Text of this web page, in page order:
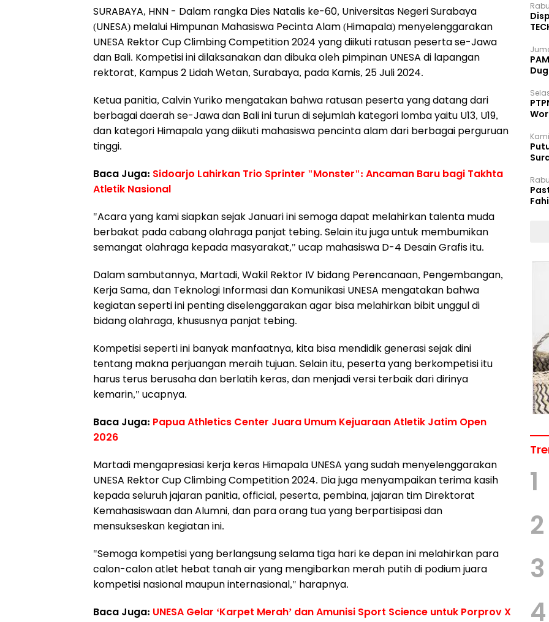
SURABAYA, HNN - Dalam rangka Dies Natalis ke-60, Universitas Negeri Surabaya
(UNESA) melalui Himpunan Mahasiswa Pecinta Alam (Himapala) menyelenggarakan
UNESA Rektor Cup Climbing Competition 2024 yang diikuti ratusan peserta se-Jawa
dan Bali. Kompetisi ini dilaksanakan dan dibuka oleh pimpinan UNESA di lapangan
rektorat, Kampus 2 Lidah Wetan, Surabaya, pada Kamis, 25 Juli 2024.
Ketua panitia, Calvin Yuriko mengatakan bahwa ratusan peserta yang datang dari
berbagai daerah se-Jawa dan Bali ini turun di sejumlah kategori lomba yaitu U13, U19,
dan kategori Himapala yang diikuti mahasiswa pencinta alam dari berbagai perguruan
tinggi.
Baca Juga: Sidoarjo Lahirkan Trio Sprinter "Monster": Ancaman Baru bagi Takhta
Atletik Nasional
"Acara yang kami siapkan sejak Januari ini semoga dapat melahirkan talenta muda
berbakat pada cabang olahraga panjat tebing. Selain itu juga untuk membumikan
semangat olahraga kepada masyarakat," ucap mahasiswa D-4 Desain Grafis itu.
Dalam sambutannya, Martadi, Wakil Rektor IV bidang Perencanaan, Pengembangan,
Kerja Sama, dan Teknologi Informasi dan Komunikasi UNESA mengatakan bahwa
kegiatan seperti ini penting diselenggarakan agar bisa melahirkan bibit unggul di
bidang olahraga, khususnya panjat tebing.
Kompetisi seperti ini banyak manfaatnya, kita bisa mendidik generasi sejak dini
tentang makna perjuangan meraih tujuan. Selain itu, peserta yang berkompetisi itu
harus terus berusaha dan berlatih keras, dan menjadi versi terbaik dari dirinya
kemarin," ucapnya.
Baca Juga: Papua Athletics Center Juara Umum Kejuaraan Atletik Jatim Open
2026
Martadi mengapresiasi kerja keras Himapala UNESA yang sudah menyelenggarakan
UNESA Rektor Cup Climbing Competition 2024. Dia juga menyampaikan terima kasih
kepada seluruh jajaran panitia, official, peserta, pembina, jajaran tim Direktorat
Kemahasiswaan dan Alumni, dan para orang tua yang berpartisipasi dan
mensukseskan kegiatan ini.
"Semoga kompetisi yang berlangsung selama tiga hari ke depan ini melahirkan para
calon-calon atlet hebat tanah air yang mengibarkan merah putih di podium juara
kompetisi nasional maupun internasional," harapnya.
Baca Juga: UNESA Gelar ‘Karpet Merah’ dan Amunisi Sport Science untuk Porprov X
1
2
3
4